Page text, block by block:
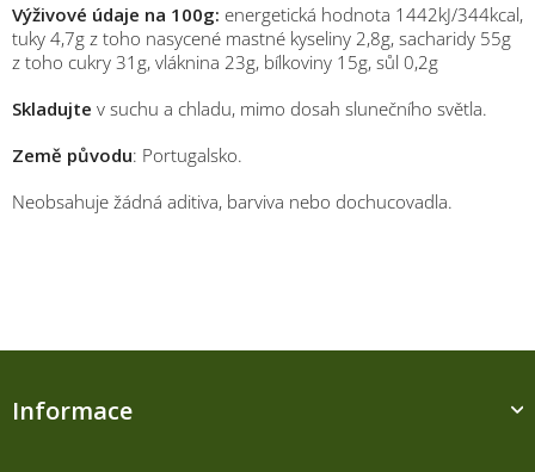
Výživové údaje na 100g: energetická hodnota 1442kJ/344kcal,
tuky 4,7g z toho nasycené mastné kyseliny 2,8g, sacharidy 55g
z toho cukry 31g, vláknina 23g, bílkoviny 15g, sůl 0,2g
Skladujte v suchu a chladu, mimo dosah slunečního světla.
Země původu: Portugalsko.
Neobsahuje žádná aditiva, barviva nebo dochucovadla.
Informace